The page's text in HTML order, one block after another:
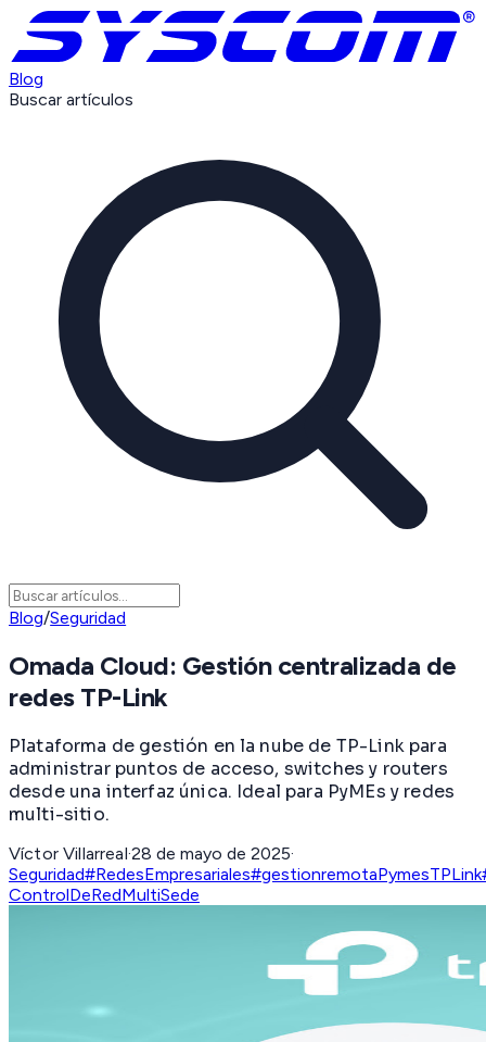
Blog
Buscar artículos
Blog/Seguridad
Omada Cloud: Gestión centralizada de
redes TP-Link
Plataforma de gestión en la nube de TP-Link para
administrar puntos de acceso, switches y routers
desde una interfaz única. Ideal para PyMEs y redes
multi-sitio.
Víctor Villarreal·28 de mayo de 2025·
Seguridad#RedesEmpresariales#gestionremotaPymesTPLink
ControlDeRedMultiSede